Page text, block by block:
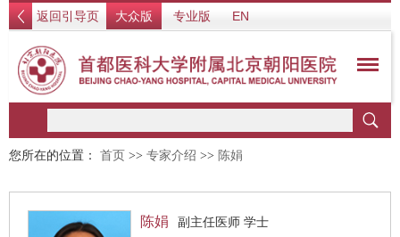
返回引导页 大众版 专业版 EN
您所在的位置： 首页 >> 专家介绍 >> 陈娟
陈娟
副主任医师 学士